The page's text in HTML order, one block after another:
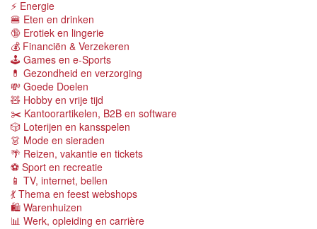
⚡️ Energie
🍔 Eten en drinken
🔞 Erotiek en lingerie
💰 Financiën & Verzekeren
🕹 Games en e-Sports
💊 Gezondheid en verzorging
💸 Goede Doelen
🧸 Hobby en vrije tijd
✂️ Kantoorartikelen, B2B en software
🎲 Loterijen en kansspelen
👗 Mode en sieraden
🌴 Reizen, vakantie en tickets
⚽️ Sport en recreatie
📱 TV, internet, bellen
💃 Thema en feest webshops
🛍 Warenhuizen
📊 Werk, opleiding en carrière